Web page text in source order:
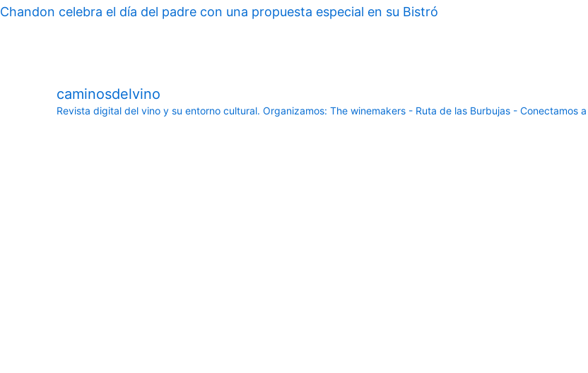
Chandon celebra el día del padre con una propuesta especial en su Bistró
caminosdelvino
Revista digital del vino y su entorno cultural. Organizamos: The winemakers - Ruta de las Burbujas - Conectamos